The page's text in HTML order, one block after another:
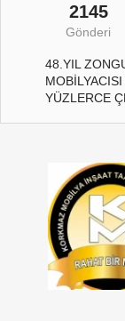
2145
Gönderi
48.YIL
YÜZLERCE